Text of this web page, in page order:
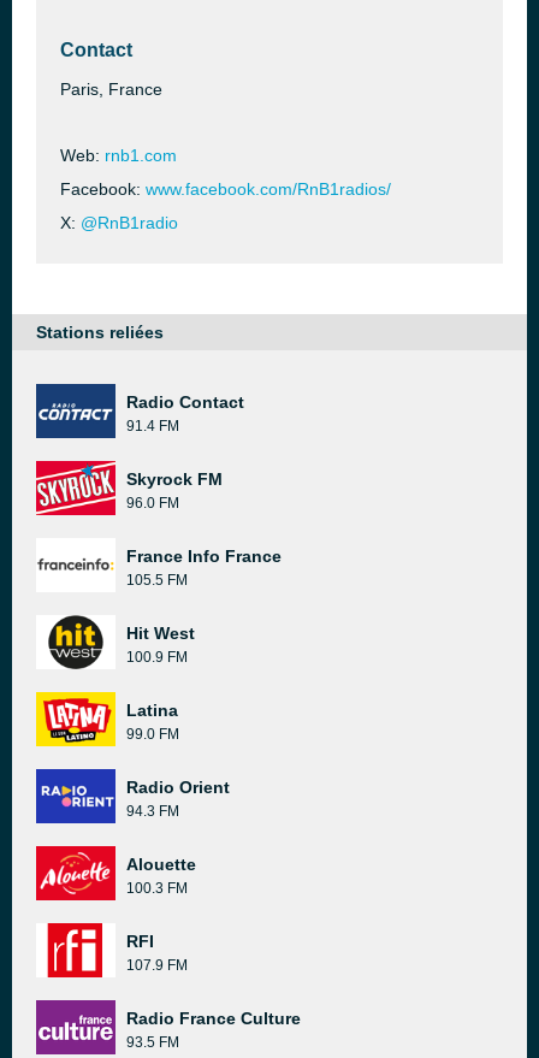
Contact
Paris, France
Web: rnb1.com
Facebook: www.facebook.com/RnB1radios/
X: @RnB1radio
Stations reliées
Radio Contact
91.4 FM
Skyrock FM
96.0 FM
France Info France
105.5 FM
Hit West
100.9 FM
Latina
99.0 FM
Radio Orient
94.3 FM
Alouette
100.3 FM
RFI
107.9 FM
Radio France Culture
93.5 FM